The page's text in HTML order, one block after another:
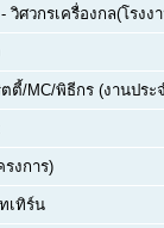
- วิศวกรเครื่องกล(โรงง
ตี้/MC/พิธีกร (งานประ
รงการ)
เทิร์น